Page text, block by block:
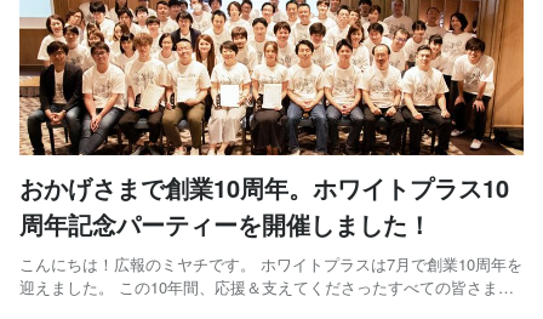
おかげさまで創業10周年。ホワイトプラス10
周年記念パーティーを開催しました！
こんにちは！広報のミヤチです。 ホワイトプラスは7月で創業10周年を
迎えました。 この10年間、応援＆支えてくださったすべての皆さまに